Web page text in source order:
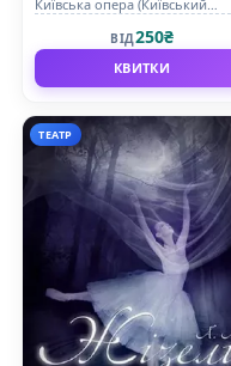
Київська опера (Київський
театр опери та балету для дітей
та юнацтва)
ВІД250₴
КВИТКИ
ТЕАТР